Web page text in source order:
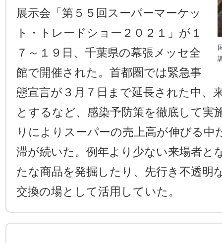
展示会「第５５回スーパーマーケッ
ト・トレードショー２０２１」が１
７～１９日、千葉県の幕張メッセ全
館で開催された。首都圏では緊急事
態宣言が３月７日まで延長された中、
とするなど、感染予防策を徹底して実
りによりスーパーの売上高が伸びる中
滞が続いた。例年より少ない来場者と
たな商品を発掘したり、先行き不透明
交換の場として活用していた。